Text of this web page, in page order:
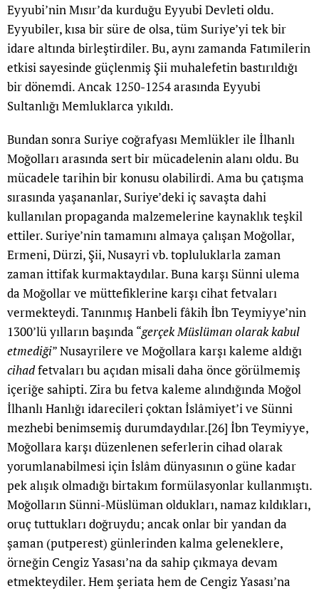
Eyyubi’nin Mısır’da kurduğu Eyyubi Devleti oldu.
Eyyubiler, kısa bir süre de olsa, tüm Suriye’yi tek bir
idare altında birleştirdiler. Bu, aynı zamanda Fatımilerin
etkisi sayesinde güçlenmiş Şii muhalefetin bastırıldığı
bir dönemdi. Ancak 1250-1254 arasında Eyyubi
Sultanlığı Memluklarca yıkıldı.
Bundan sonra Suriye coğrafyası Memlükler ile İlhanlı
Moğolları arasında sert bir mücadelenin alanı oldu. Bu
mücadele tarihin bir konusu olabilirdi. Ama bu çatışma
sırasında yaşananlar, Suriye’deki iç savaşta dahi
kullanılan propaganda malzemelerine kaynaklık teşkil
ettiler. Suriye’nin tamamını almaya çalışan Moğollar,
Ermeni, Dürzi, Şii, Nusayri vb. topluluklarla zaman
zaman ittifak kurmaktaydılar. Buna karşı Sünni ulema
da Moğollar ve müttefiklerine karşı cihat fetvaları
vermekteydi. Tanınmış Hanbeli fâkih İbn Teymiyye’nin
1300’lü yılların başında “gerçek Müslüman olarak kabul
etmediği” Nusayrilere ve Moğollara karşı kaleme aldığı
cihadfetvaları bu açıdan misali daha önce görülmemiş
içeriğe sahipti. Zira bu fetva kaleme alındığında Moğol
İlhanlı Hanlığı idarecileri çoktan İslâmiyet’i ve Sünni
mezhebi benimsemiş durumdaydılar.[26] İbn Teymiyye,
Moğollara karşı düzenlenen seferlerin cihad olarak
yorumlanabilmesi için İslâm dünyasının o güne kadar
pek alışık olmadığı birtakım formülasyonlar kullanmıştı.
Moğolların Sünni-Müslüman oldukları, namaz kıldıkları,
oruç tuttukları doğruydu; ancak onlar bir yandan da
şaman (putperest) günlerinden kalma geleneklere,
örneğin Cengiz Yasası’na da sahip çıkmaya devam
etmekteydiler. Hem şeriata hem de Cengiz Yasası’na